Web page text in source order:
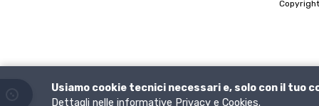
Usiamo cookie tecnici necessari e, solo con il tuo
Dettagli nelle informative Privacy e Cookies.